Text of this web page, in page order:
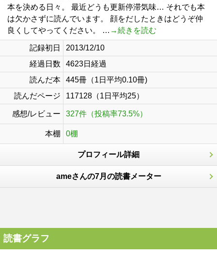
本を決める日々。 最近どうも更新停滞気味… それでも本
は欠かさずに読んでいます。 顔をだしたときはどうぞ仲
良くしてやってください。 … →続きを読む
記録初日
2013/12/10
経過日数
4623日経過
読んだ本
445冊（1日平均0.10冊)
読んだページ
117128（1日平均25）
感想/レビュー 327件（投稿率73.5%）
本棚 0棚
プロフィール詳細
ameさんの7月の読書メーター
読書グラフ